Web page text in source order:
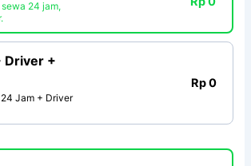
24 jam,
Driver +
Jam + Driver
Rp 0